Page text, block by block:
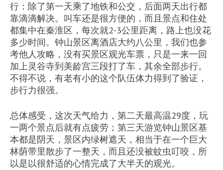
行：除了第一天乘了地铁和公交，后面两天出行都
靠滴滴解决。叫车还是很方便的，而且景点和住处
都集中在秦淮区，每次就2-3公里距离，路上也没花
多少时间。钟山景区离酒店大约八公里，我们也参
考他人攻略，没有买景区观光车票，只是一来一回
加上灵谷寺到美龄宫三段打了车，其余全部步行。
不得不说，有老有小的这个队伍体力得到了验证，
步行力很强。
总体感受，这次天气给力，第二天最高温29度，玩
一两个景点后就有点疲劳；第三天游览钟山景区基
本都是阴天，景区内绿树遮天，相当于在一个巨大
林荫带里散步了一整天，而且还没被蚊虫叮咬，所
以是以很舒适的心情完成了大半天的观光。